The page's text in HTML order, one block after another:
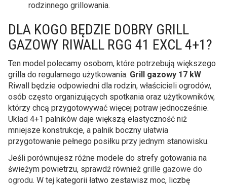
rodzinnego grillowania.
DLA KOGO BĘDZIE DOBRY GRILL
GAZOWY RIWALL RGG 41 EXCL 4+1?
Ten model polecamy osobom, które potrzebują większego
grilla do regularnego użytkowania. Grill gazowy 17 kW
Riwall będzie odpowiedni dla rodzin, właścicieli ogrodów,
osób często organizujących spotkania oraz użytkowników,
którzy chcą przygotowywać więcej potraw jednocześnie.
Układ 4+1 palników daje większą elastyczność niż
mniejsze konstrukcje, a palnik boczny ułatwia
przygotowanie pełnego posiłku przy jednym stanowisku.
Jeśli porównujesz różne modele do strefy gotowania na
świeżym powietrzu, sprawdź również grille gazowe do
ogrodu. W tej kategorii łatwo zestawisz moc, liczbę